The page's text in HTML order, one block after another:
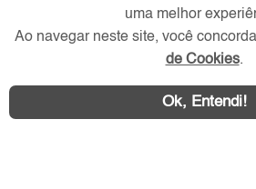
Redes Sociais
uma melhor
Ao navegar neste site, você
de Cookies.
Ok, Entendi!